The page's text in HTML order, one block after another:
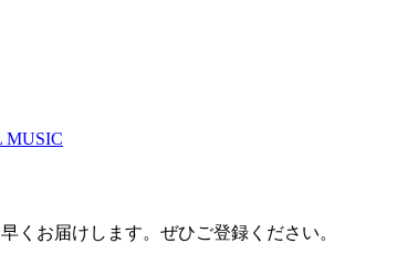
くお届けします。ぜひご登録ください。